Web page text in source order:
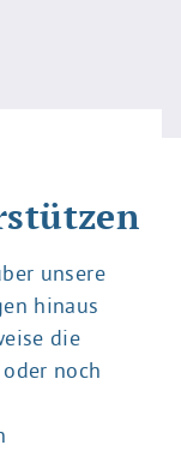
unsere
hinaus
die
noch